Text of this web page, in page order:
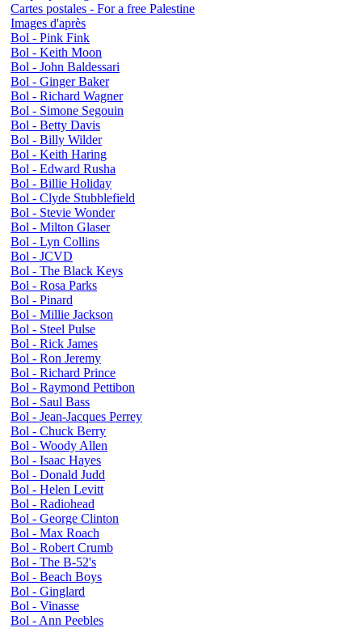
Cartes postales - For a free Palestine
Images d'après
Bol - Pink Fink
Bol - Keith Moon
Bol - John Baldessari
Bol - Ginger Baker
Bol - Richard Wagner
Bol - Simone Segouin
Bol - Betty Davis
Bol - Billy Wilder
Bol - Keith Haring
Bol - Edward Rusha
Bol - Billie Holiday
Bol - Clyde Stubblefield
Bol - Stevie Wonder
Bol - Milton Glaser
Bol - Lyn Collins
Bol - JCVD
Bol - The Black Keys
Bol - Rosa Parks
Bol - Pinard
Bol - Millie Jackson
Bol - Steel Pulse
Bol - Rick James
Bol - Ron Jeremy
Bol - Richard Prince
Bol - Raymond Pettibon
Bol - Saul Bass
Bol - Jean-Jacques Perrey
Bol - Chuck Berry
Bol - Woody Allen
Bol - Isaac Hayes
Bol - Donald Judd
Bol - Helen Levitt
Bol - Radiohead
Bol - George Clinton
Bol - Max Roach
Bol - Robert Crumb
Bol - The B-52's
Bol - Beach Boys
Bol - Ginglard
Bol - Vinasse
Bol - Ann Peebles